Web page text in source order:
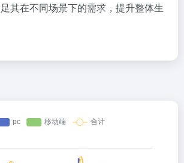
其在不同场景下的需求，提升整体生